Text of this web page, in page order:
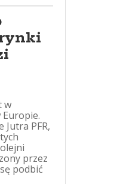
w
Europie.
Jutra PFR,
przez
podbić